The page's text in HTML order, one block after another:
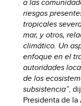
riesgos
tropicales
mar, y otros,
climático. Un
enfoque en el
autoridades
de los
subsistencia”,
Presidenta de